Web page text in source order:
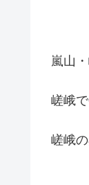
嵐山
嵯峨
嵯峨